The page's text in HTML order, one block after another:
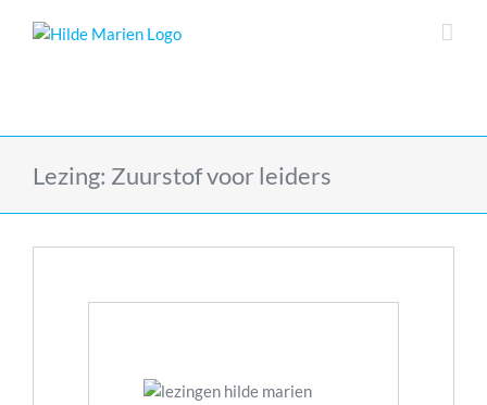
Lezing: Zuurstof voor leiders